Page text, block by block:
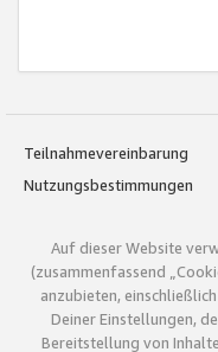
Teilnahmevereinbarung
Nutzungsbestimmungen
Auf dieser Website
(zusammenfassend
anzubieten,
Deiner Einstellungen,
Bereitstellung von